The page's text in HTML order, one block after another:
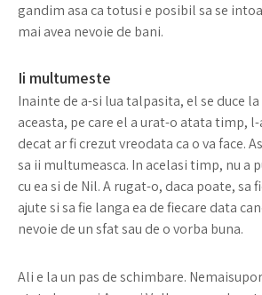
gandim asa ca totusi e posibil sa se
mai avea nevoie de bani.
Ii multumeste
Inainte de a-si lua talpasita, el se duce la
aceasta, pe care el a urat-o atata timp,
decat ar fi crezut vreodata ca o va face.
sa ii multumeasca. In acelasi timp, nu a
cu ea si de Nil. A rugat-o, daca poate, sa
ajute si sa fie langa ea de fiecare data
nevoie de un sfat sau de o vorba buna.
Ali e la un pas de schimbare.